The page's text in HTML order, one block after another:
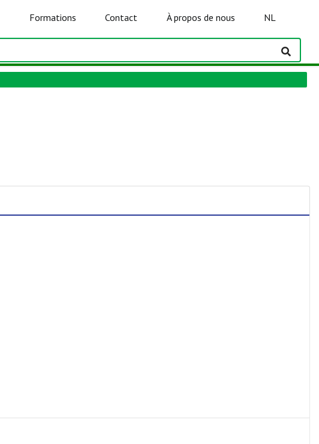
Formations Contact À propos de nous NL